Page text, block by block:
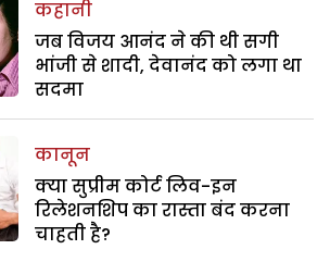
कहानी
जब विजय आनंद ने की थी सगी
भांजी से शादी, देवानंद को लगा था
सदमा
कानून
क्या सुप्रीम कोर्ट लिव-इन
रिलेशनशिप का रास्ता बंद करना
चाहती है?